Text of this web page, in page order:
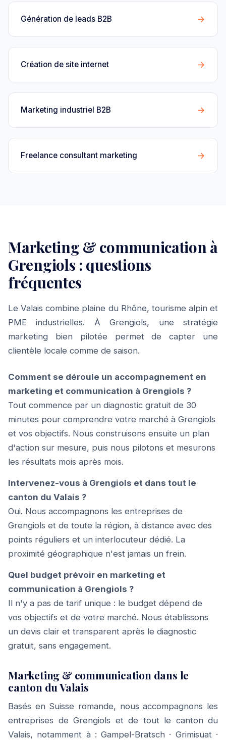
Génération de leads B2B →
Création de site internet →
Marketing industriel B2B →
Freelance consultant marketing →
Marketing & communication à
Grengiols : questions
fréquentes
Le Valais combine plaine du Rhône, tourisme alpin et
PME industrielles. À Grengiols, une stratégie
marketing bien pilotée permet de capter une
clientèle locale comme de saison.
Comment se déroule un accompagnement en
marketing et communication à Grengiols ?
Tout commence par un diagnostic gratuit de 30
minutes pour comprendre votre marché à Grengiols
et vos objectifs. Nous construisons ensuite un plan
d'action sur mesure, puis nous pilotons et mesurons
les résultats mois après mois.
Intervenez-vous à Grengiols et dans tout le
canton du Valais ?
Oui. Nous accompagnons les entreprises de
Grengiols et de toute la région, à distance avec des
points réguliers et un interlocuteur dédié. La
proximité géographique n'est jamais un frein.
Quel budget prévoir en marketing et
communication à Grengiols ?
Il n'y a pas de tarif unique : le budget dépend de
vos objectifs et de votre marché. Nous établissons
un devis clair et transparent après le diagnostic
gratuit, sans engagement.
Marketing & communication dans le
canton du Valais
Basés en Suisse romande, nous accompagnons les
entreprises de Grengiols et de tout le canton du
Valais, notamment à :Gampel-Bratsch · Grimisuat·